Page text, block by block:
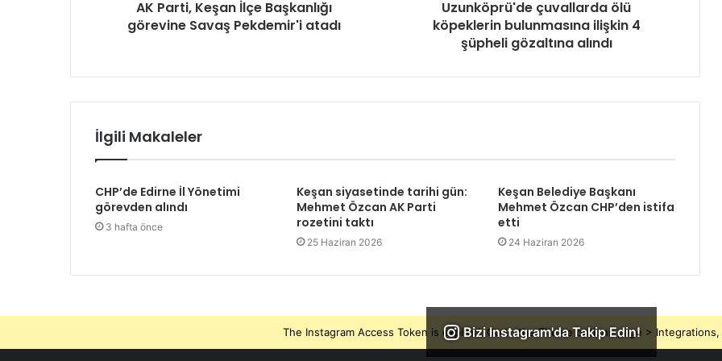
AK Parti, Keşan İlçe Başkanlığı
görevine Savaş Pekdemir'i atadı
Uzunköprü'de çuvallarda ölü
köpeklerin bulunmasına ilişkin 4
şüpheli gözaltına alındı
İlgili Makaleler
CHP’de Edirne İl Yönetimi
görevden alındı
3 hafta önce
Keşan siyasetinde tarihi gün:
Mehmet Özcan AK Parti
rozetini taktı
25 Haziran 2026
Keşan Belediye Başkanı
Mehmet Özcan CHP’den istifa
etti
24 Haziran 2026
Bizi Instagram'da Takip Edin!
The Instagram Access Token is expired, Go to the Theme options page >